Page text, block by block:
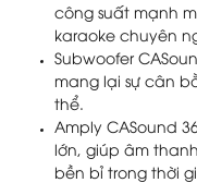
công suất mạnh
karaoke chuyên
Subwoofer
mang lại sự cân
thể.
Amply CASound
lớn, giúp âm
bền bỉ trong thời